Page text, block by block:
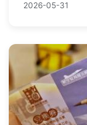
2026-05-31